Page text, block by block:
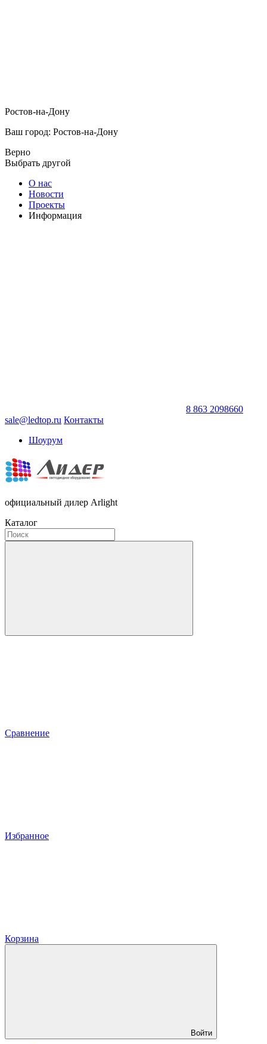
Ростов-на-Дону
Ваш город: Ростов-на-Дону
Верно
Выбрать другой
О нас
Новости
Проекты
Информация
8 863 2098660
sale@ledtop.ru Контакты
Шоурум
официальный дилер Arlight
Каталог
Сравнение
Избранное
Корзина
Войти